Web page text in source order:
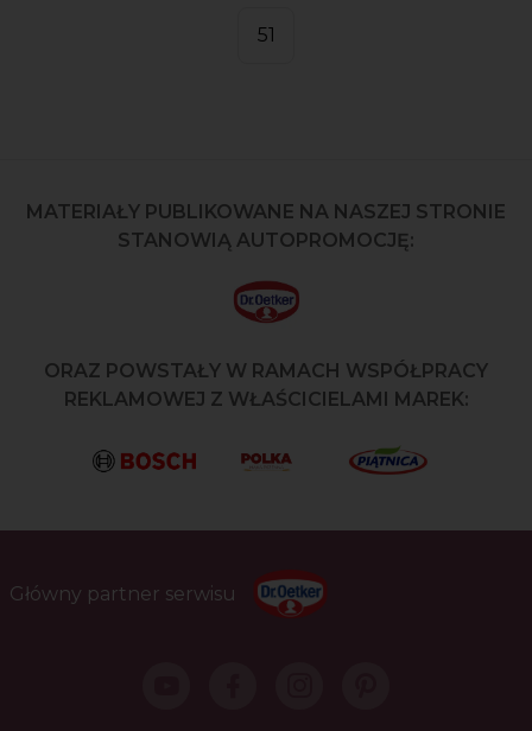
51
MATERIAŁY PUBLIKOWANE NA NASZEJ STRONIE
STANOWIĄ AUTOPROMOCJĘ:
ORAZ POWSTAŁY W RAMACH WSPÓŁPRACY
REKLAMOWEJ Z WŁAŚCICIELAMI MAREK:
Główny partner serwisu